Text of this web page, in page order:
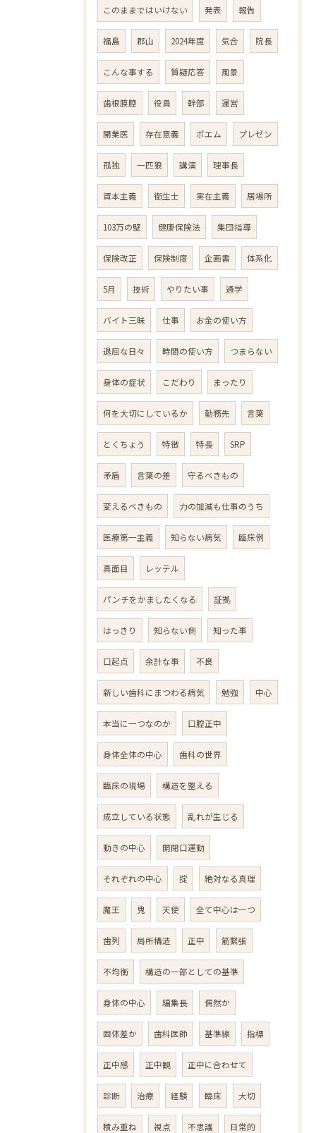
このままではいけない 発表 報告
福島 郡山 2024年度 気合 院長
こんな事する 質疑応答 風景
歯根膜腔 役員 幹部 運営
開業医 存在意義 ポエム プレゼン
孤独 一匹狼 講演 理事長
資本主義 衛生士 実在主義 居場所
103万の壁 健康保険法 集団指導
保険改正 保険制度 企画書 体系化
5月 技術 やりたい事 通学
バイト三昧 仕事 お金の使い方
退屈な日々 時間の使い方 つまらない
身体の症状 こだわり まったり
何を大切にしているか 勤務先 言葉
とくちょう 特徴 特長 SRP
矛盾 言葉の差 守るべきもの
変えるべきもの 力の加減も仕事のうち
医療第一主義 知らない病気 臨床例
真面目 レッテル
パンチをかましたくなる 証拠
はっきり 知らない側 知った事
口起点 余計な事 不良
新しい歯科にまつわる病気 勉強 中心
本当に一つなのか 口腔正中
身体全体の中心 歯科の世界
臨床の現場 構造を整える
成立している状態 乱れが生じる
動きの中心 開閉口運動
それぞれの中心 掟 絶対なる真理
魔王 鬼 天使 全て中心は一つ
歯列 局所構造 正中 筋緊張
不均衡 構造の一部としての基準
身体の中心 編集長 偶然か
固体差か 歯科医師 基準線 指標
正中感 正中観 正中に合わせて
診断 治療 経験 臨床 大切
積み重ね 視点 不思議 日常的